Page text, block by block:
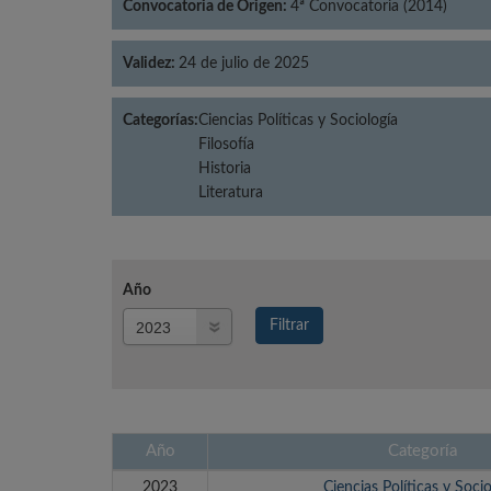
Convocatoria de Origen: 4ª Convocatoria (2014)
Validez: 24 de julio de 2025
Categorías:Ciencias Políticas y Sociología
Filosofía
Historia
Literatura
Año
Filtrar
Año Categoría
2023 Ciencias Políticas y